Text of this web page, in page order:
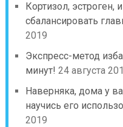
Кортизол, эстроген,
сбалансировать
2019
Экспресс-метод
минут! 24 августа
Наверняка, дома у
научись его
2019